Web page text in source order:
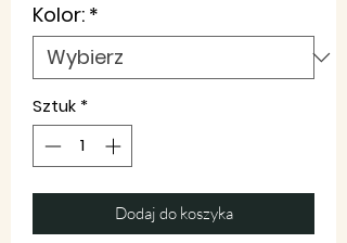
Kolor: *
Sztuk *
Dodaj do koszyka